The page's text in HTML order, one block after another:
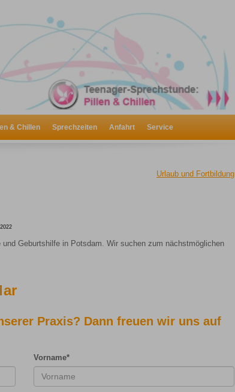
& Chillen Sprechzeiten Anfahrt Service
Urlaub und Fortbildung
Geburtshilfe in Potsdam. Wir suchen zum nächstmöglichen
Praxis? Dann freuen wir uns auf
Vorname*